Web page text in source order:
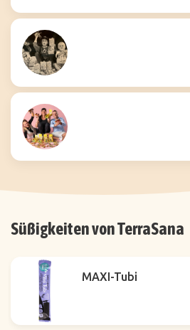
Süßigkeiten von TerraSana
MAXI-Tubi